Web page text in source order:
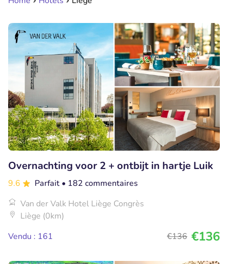
Overnachting voor 2 + ontbijt in hartje Luik
9.6 Parfait • 182 commentaires
Van der Valk Hotel Liège Congrès
Liège (0km)
Vendu : 161
€136 €136